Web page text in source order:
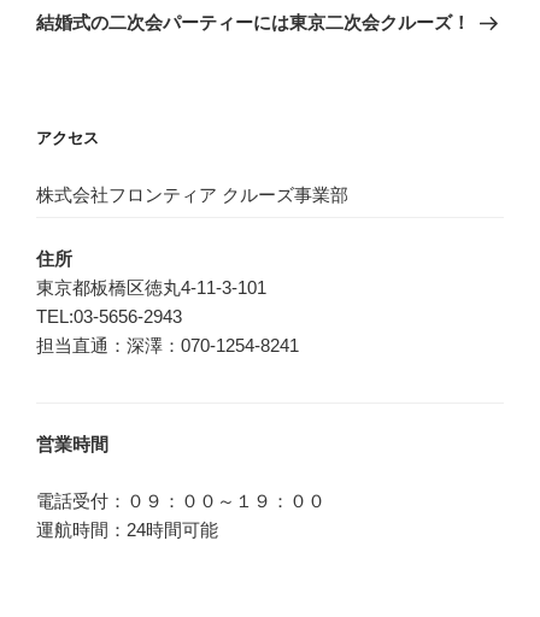
ゲ
ン
の
結婚式の二次会パーティーには東京二次会クルーズ！
アクセス
株式会社フロンティア クルーズ事業部
住所
東京都板橋区徳丸4-11-3-101
TEL:03-5656-2943
担当直通：深澤：070-1254-8241
営業時間
電話受付：０９：００～１９：００
運航時間：24時間可能